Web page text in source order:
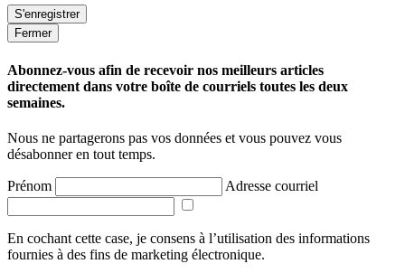
Fermer
Abonnez-vous afin de recevoir nos meilleurs articles
directement dans votre boîte de courriels toutes les deux
semaines.
Nous ne partagerons pas vos données et vous pouvez vous
désabonner en tout temps.
Prénom Adresse courriel
En cochant cette case, je consens à l’utilisation des informations
fournies à des fins de marketing électronique.